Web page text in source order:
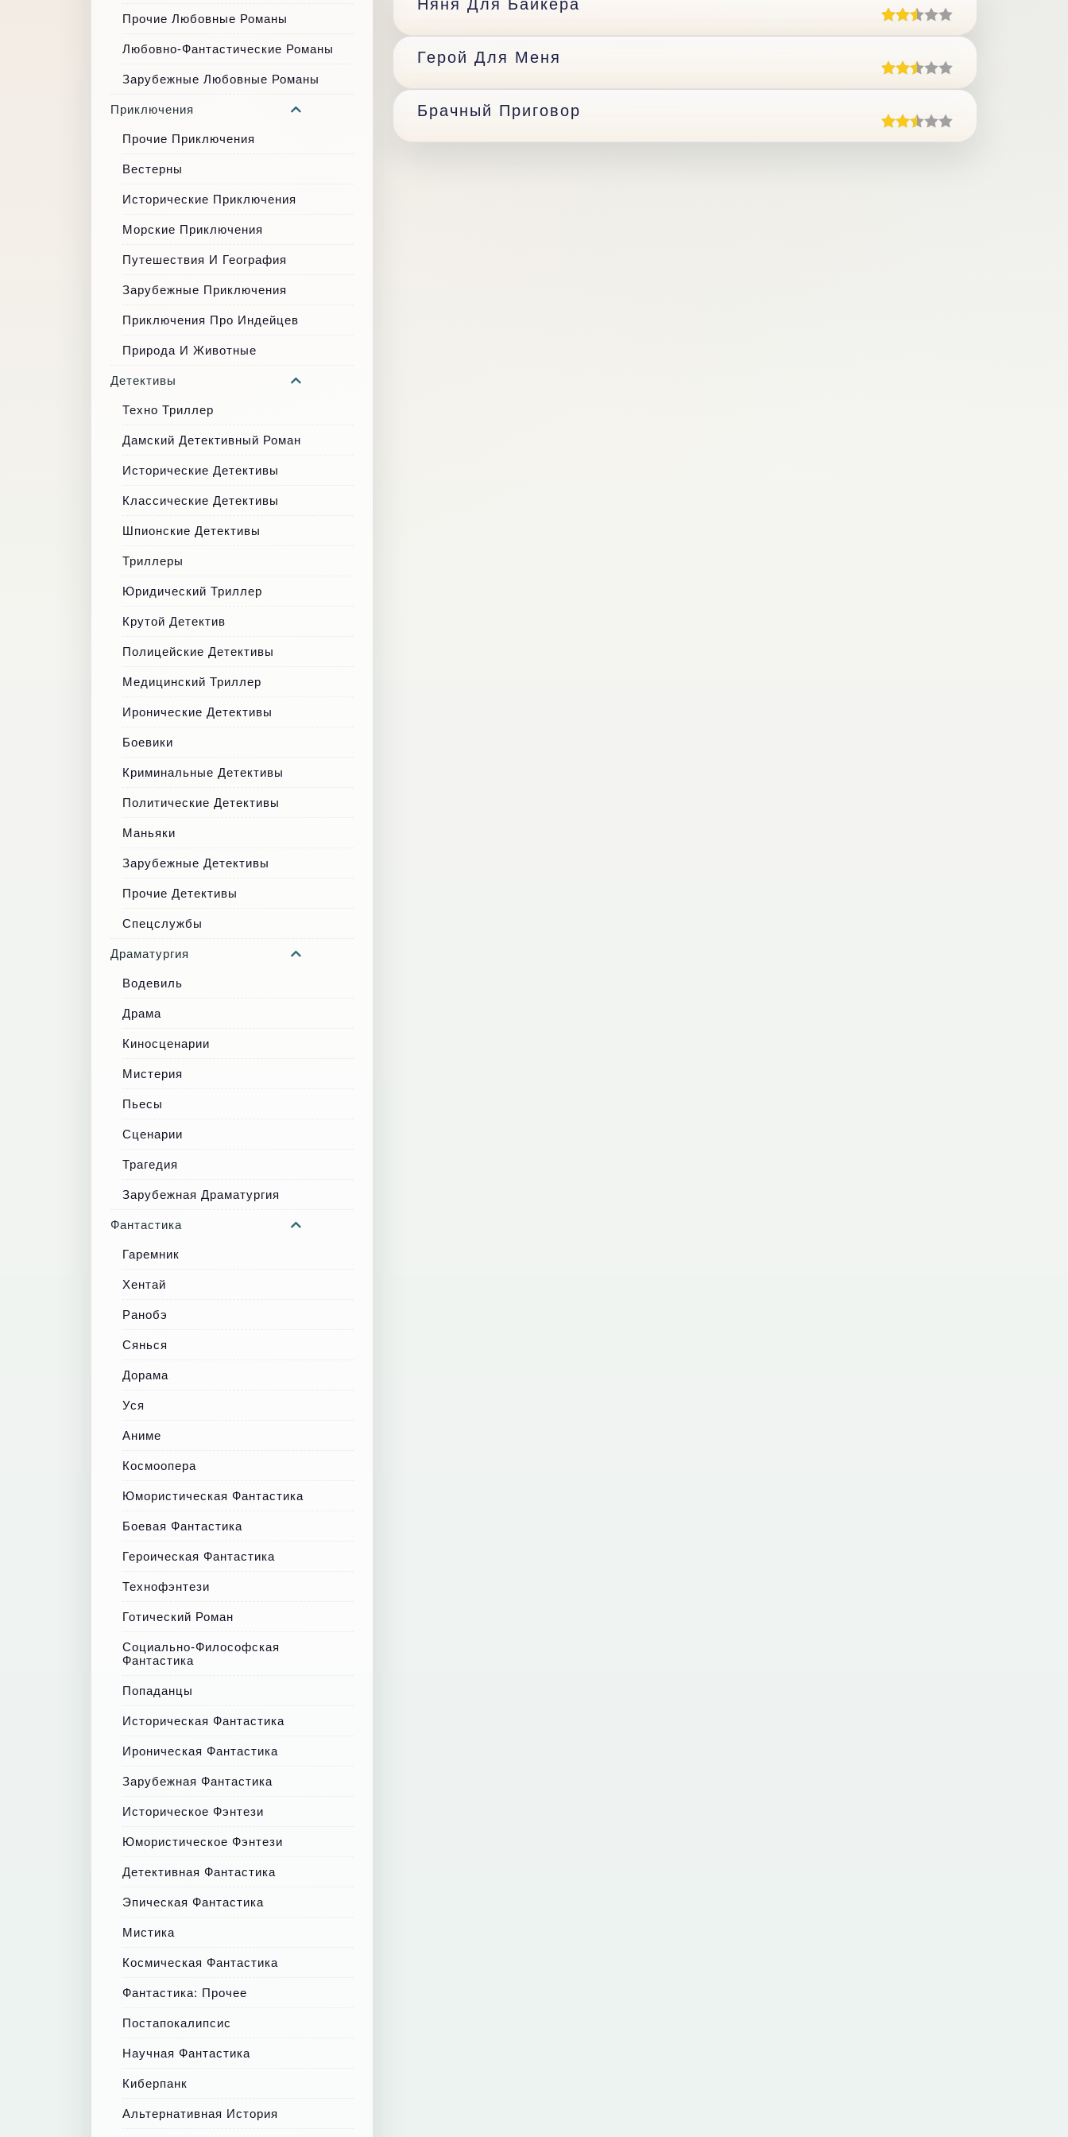
Няня Для Байкера
Герой Для Меня
Брачный Приговор
Прочие Любовные Романы
Любовно-Фантастические Романы
Зарубежные Любовные Романы
Приключения
Прочие Приключения
Вестерны
Исторические Приключения
Морские Приключения
Путешествия И География
Зарубежные Приключения
Приключения Про Индейцев
Природа И Животные
Детективы
Техно Триллер
Дамский Детективный Роман
Исторические Детективы
Классические Детективы
Шпионские Детективы
Триллеры
Юридический Триллер
Крутой Детектив
Полицейские Детективы
Медицинский Триллер
Иронические Детективы
Боевики
Криминальные Детективы
Политические Детективы
Маньяки
Зарубежные Детективы
Прочие Детективы
Спецслужбы
Драматургия
Водевиль
Драма
Киносценарии
Мистерия
Пьесы
Сценарии
Трагедия
Зарубежная Драматургия
Фантастика
Гаремник
Хентай
Ранобэ
Сянься
Дорама
Уся
Аниме
Космоопера
Юмористическая Фантастика
Боевая Фантастика
Героическая Фантастика
Технофэнтези
Готический Роман
Социально-Философская
Фантастика
Попаданцы
Историческая Фантастика
Ироническая Фантастика
Зарубежная Фантастика
Историческое Фэнтези
Юмористическое Фэнтези
Детективная Фантастика
Эпическая Фантастика
Мистика
Космическая Фантастика
Фантастика: Прочее
Постапокалипсис
Научная Фантастика
Киберпанк
Альтернативная История